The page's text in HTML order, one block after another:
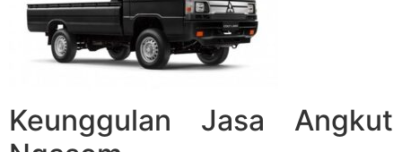
Keunggulan Jasa Angkut